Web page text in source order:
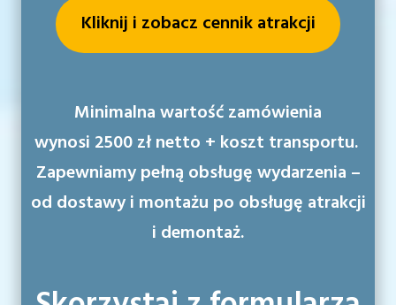
Kliknij i zobacz cennik atrakcji
Minimalna wartość zamówienia
wynosi 2500 zł netto + koszt transportu.
Zapewniamy pełną obsługę wydarzenia –
od dostawy i montażu po obsługę atrakcji
i demontaż.